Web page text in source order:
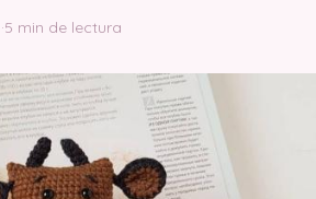
·5 min de lectura